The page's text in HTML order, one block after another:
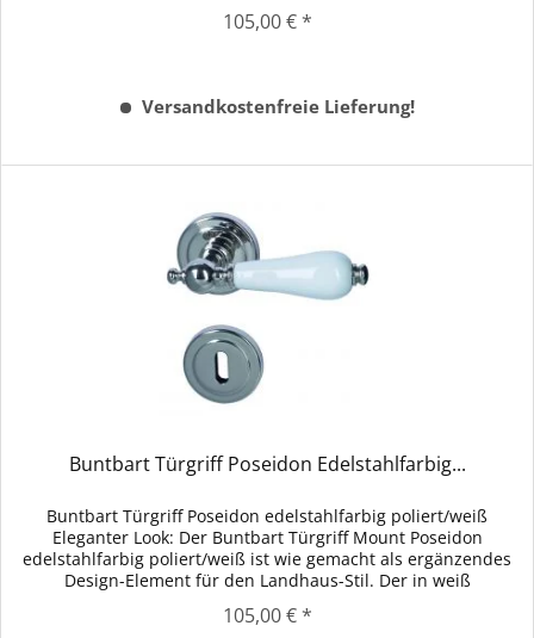
105,00 € *
Versandkostenfreie Lieferung!
Buntbart Türgriff Poseidon Edelstahlfarbig...
Buntbart Türgriff Poseidon edelstahlfarbig poliert/weiß
Eleganter Look: Der Buntbart Türgriff Mount Poseidon
edelstahlfarbig poliert/weiß ist wie gemacht als ergänzendes
Design-Element für den Landhaus-Stil. Der in weiß
105,00 € *